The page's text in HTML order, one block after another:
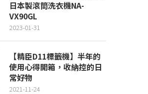
日本製滾筒洗衣機NA-
VX90GL
2023-01-31
【精臣D11標籤機】半年的
使用心得開箱，收納控的日
常好物
2021-11-24